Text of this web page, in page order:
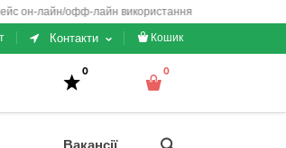
офф-лайн використання + електронні каси/чеки/
Контакти Кошик
0 0
Вакансії